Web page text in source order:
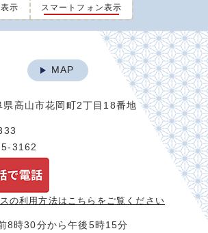
示 スマートフォン表示
MAP
高山市花岡町2丁目18番地
3162
の利用方法は こちらをご覧ください
8時30分から午後5時15分